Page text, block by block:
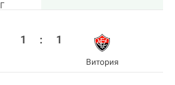
1 : 1
Витория